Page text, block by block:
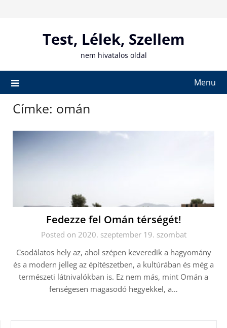
Test, Lélek, Szellem
nem hivatalos oldal
Menu
Címke: omán
Fedezze fel Omán térségét!
Posted on 2020. szeptember 19. szombat
Csodálatos hely az, ahol szépen keveredik a hagyomány
és a modern jelleg az építészetben, a kultúrában és még a
természeti látnivalókban is. Ez nem más, mint Omán a
fenségesen magasodó hegyekkel, a…